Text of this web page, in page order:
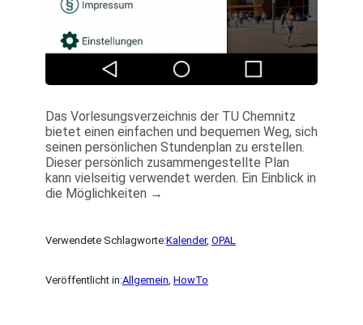
Das Vorlesungsverzeichnis der TU Chemnitz
bietet einen einfachen und bequemen Weg, sich
seinen persönlichen Stundenplan zu erstellen.
Dieser persönlich zusammengestellte Plan
kann vielseitig verwendet werden. Ein Einblick in
die Möglichkeiten →
Verwendete Schlagworte:Kalender, OPAL
Veröffentlicht in:Allgemein HowTo